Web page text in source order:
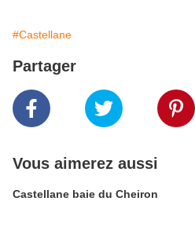
#Castellane
Partager
Vous aimerez aussi
Castellane baie du Cheiron